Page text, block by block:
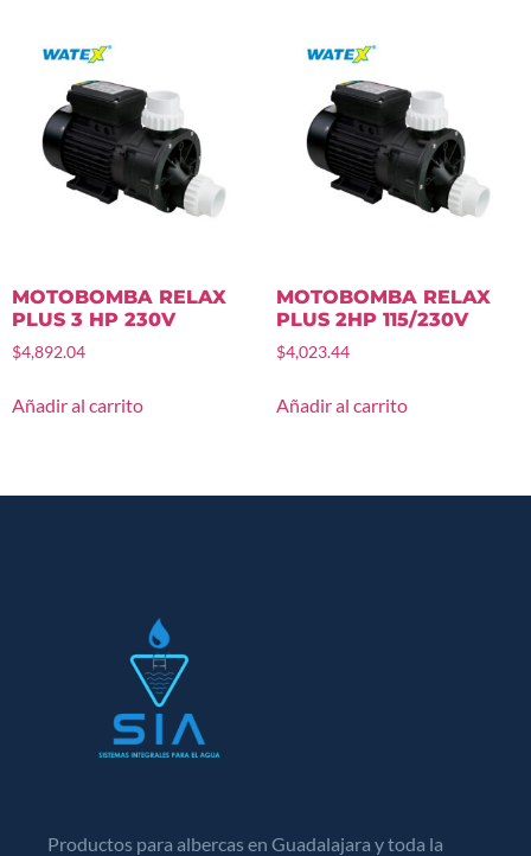
MOTOBOMBA RELAX
PLUS 3 HP 230V
$4,892.04
Añadir al carrito
MOTOBOMBA RELAX
PLUS 2HP 115/230V
$4,023.44
Añadir al carrito
Productos para albercas en Guadalajara y toda la